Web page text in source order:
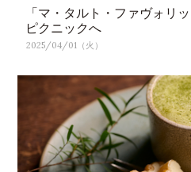
「マ・タルト・ファヴォリ
ピクニックへ
2025/04/01（火）